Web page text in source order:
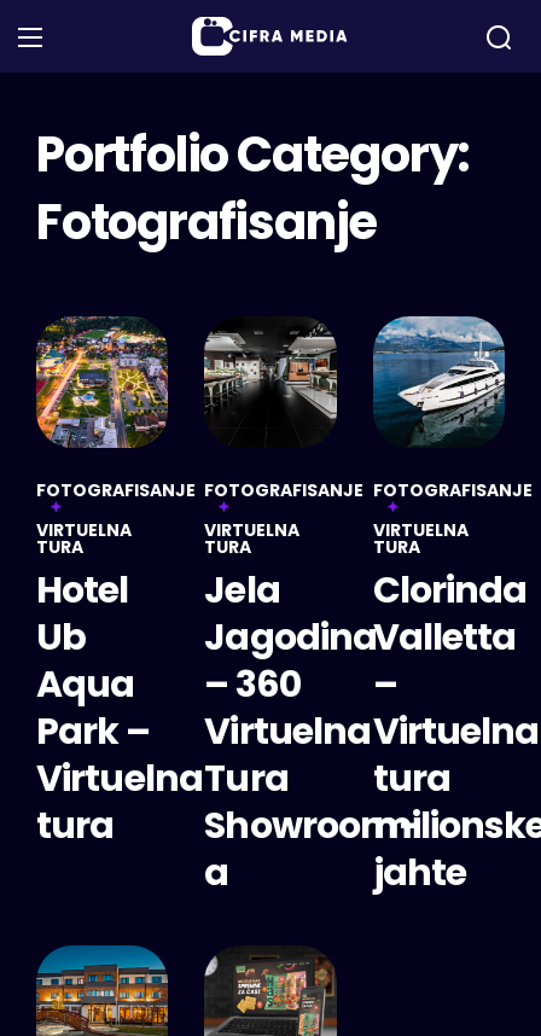
Portfolio Category:
Fotografisanje
FOTOGRAFISANJE
VIRTUELNA
TURA
Hotel
Ub
Aqua
Park –
Virtuelna
tura
FOTOGRAFISANJE
VIRTUELNA
TURA
Jela
Jagodina
– 360
Virtuelna
Tura
Showroom-
a
FOTOGRAFISANJE
VIRTUELNA
TURA
Clorinda
Valletta
–
Virtuelna
tura
jahte